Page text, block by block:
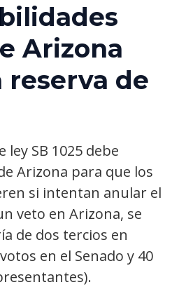
Arizona
reserva de
SB 1025 debe
Arizona para que los
si intentan anular el
veto en Arizona, se
de dos tercios en
en el Senado y 40